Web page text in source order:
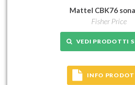
Mattel CBK76
Fisher Price
VEDI PRODOTTI
INFO